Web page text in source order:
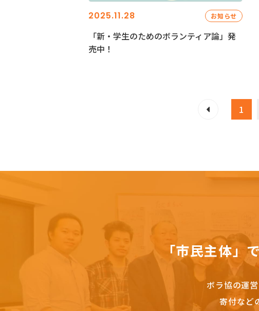
2025.11.28 お知らせ
「新・学生のためのボランティア論」発
売中！
1
「市民主体」
ボラ協の運
寄付など